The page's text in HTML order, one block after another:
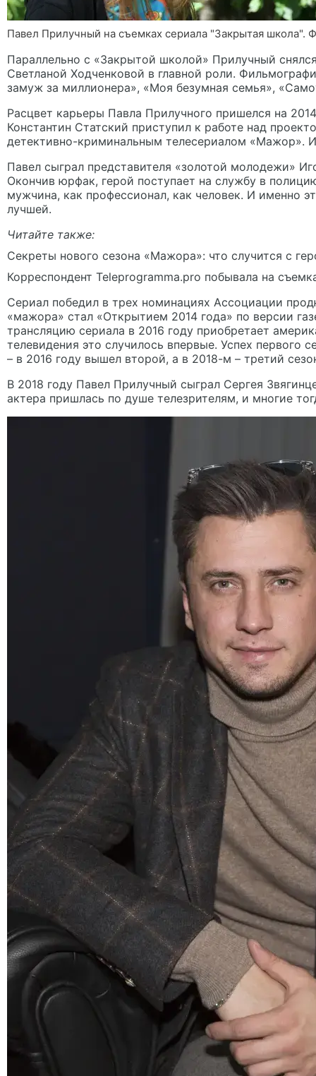
Павел Прилучный на съемках сериала "Закрытая школа".
Параллельно с «Закрытой школой» Прилучный
Светланой Ходченковой в главной роли.
замуж за миллионера», «Моя безумная семья»,
Расцвет карьеры Павла Прилучного пришелся на
Константин Статский приступил к работе над
детективно-криминальным телесериалом «Мажор».
Павел сыграл представителя «золотой молодежи»
Окончив юрфак, герой поступает на службу в
мужчина, как профессионал, как человек. И именно
лучшей.
Читайте также:
Секреты нового сезона «Мажора»: что случится с
Корреспондент Teleprogramma.pro побывала на
Сериал победил в трех номинациях Ассоциации
«мажора» стал «Открытием 2014 года» по версии
трансляцию сериала в 2016 году приобретает
телевидения это случилось впервые. Успех первого
– в 2016 году вышел второй, а в 2018-м – третий
В 2018 году Павел Прилучный сыграл Сергея
актера пришлась по душе телезрителям, и многие